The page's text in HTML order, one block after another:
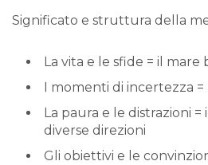
Significato e struttura della
La vita e le sfide = il mare
I momenti di incertezza
La paura e le distrazioni
diverse direzioni
Gli obiettivi e le